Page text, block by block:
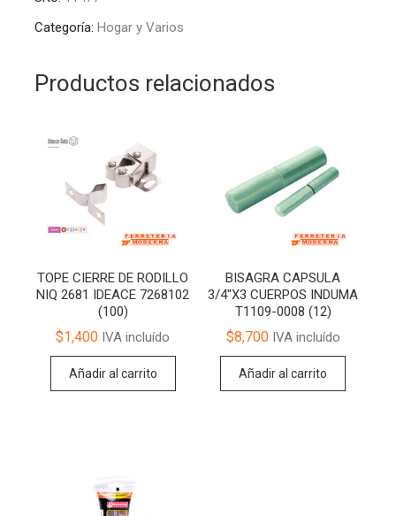
Categoría: Hogar y Varios
Productos relacionados
TOPE CIERRE DE RODILLO
NIQ 2681 IDEACE 7268102
(100)
$1,400 IVA incluído
Añadir al carrito
BISAGRA CAPSULA
3/4″X3 CUERPOS INDUMA
T1109-0008 (12)
$8,700IVA incluído
Añadir al carrito